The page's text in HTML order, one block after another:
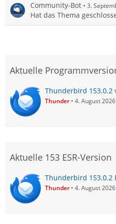
Community-Bot 3.
Hat das Thema
Aktuelle
Thunderbird 153.0.2
Thunder 4. August
Aktuelle 153 ESR-Version
Thunderbird 153.0.2
Thunder 4. August